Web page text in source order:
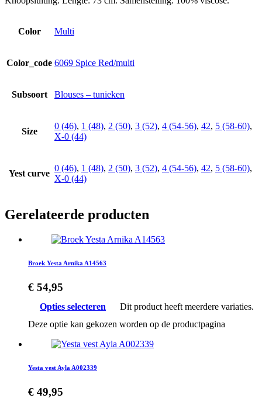
Color Multi
Color_code 6069 Spice Red/multi
Subsoort Blouses – tunieken
Size
0 (46), 1 (48), 2 (50), 3 (52), 4 (54-56), 42, 5 (58-60),
X-0 (44)
Yest curve
0 (46), 1 (48), 2 (50), 3 (52), 4 (54-56), 42, 5 (58-60),
X-0 (44)
Gerelateerde producten
Broek Yesta Arnika A14563
€ 54,95
Opties selecteren
Dit product heeft meerdere variaties.
Deze optie kan gekozen worden op de productpagina
Yesta vest Ayla A002339
€ 49,95